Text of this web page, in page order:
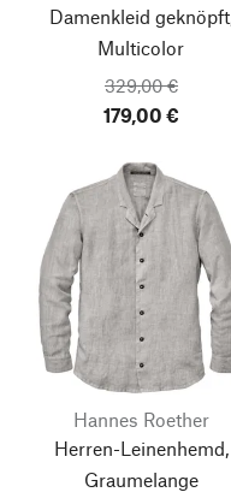
Damenkleid geknöpft,
Multicolor
329,00 €
179,00 €
Hannes Roether
Herren-Leinenhemd,
Graumelange